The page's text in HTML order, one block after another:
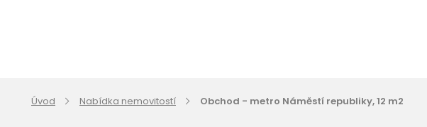
Úvod Nabídka nemovitostí Obchod - metro Náměstí republiky, 12 m2